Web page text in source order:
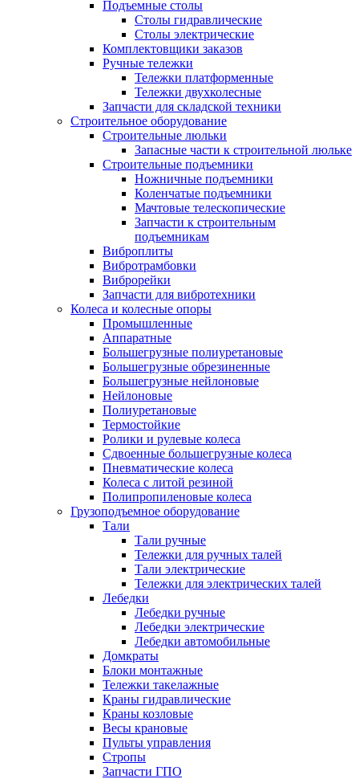
Подъемные столы
Столы гидравлические
Столы электрические
Комплектовщики заказов
Ручные тележки
Тележки платформенные
Тележки двухколесные
Запчасти для складской техники
Строительное оборудование
Строительные люльки
Запасные части к строительной люльке
Строительные подъемники
Ножничные подъемники
Коленчатые подъемники
Мачтовые телескопические
Запчасти к строительным
подъемникам
Виброплиты
Вибротрамбовки
Виброрейки
Запчасти для вибротехники
Колеса и колесные опоры
Промышленные
Аппаратные
Большегрузные полиуретановые
Большегрузные обрезиненные
Большегрузные нейлоновые
Нейлоновые
Полиуретановые
Термостойкие
Ролики и рулевые колеса
Сдвоенные большегрузные колеса
Пневматические колеса
Колеса с литой резиной
Полипропиленовые колеса
Грузоподъемное оборудование
Тали
Тали ручные
Тележки для ручных талей
Тали электрические
Тележки для электрических талей
Лебедки
Лебедки ручные
Лебедки электрические
Лебедки автомобильные
Домкраты
Блоки монтажные
Тележки такелажные
Краны гидравлические
Краны козловые
Весы крановые
Пульты управления
Стропы
Запчасти ГПО